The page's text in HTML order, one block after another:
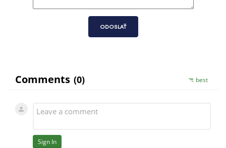
ODOSLAŤ